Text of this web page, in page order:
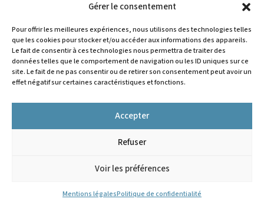
Gérer le consentement
Pour offrir les meilleures expériences, nous utilisons des technologies telles
que les cookies pour stocker et/ou accéder aux informations des appareils.
Le fait de consentir à ces technologies nous permettra de traiter des
données telles que le comportement de navigation ou les ID uniques sur ce
site. Le fait de ne pas consentir ou de retirer son consentement peut avoir un
effet négatif sur certaines caractéristiques et fonctions.
Accepter
Refuser
Voir les préférences
Mentions légalesPolitique de confidentialité
Partenaires
Points de vente

Politiques de confidentialitéConditions générales de vente